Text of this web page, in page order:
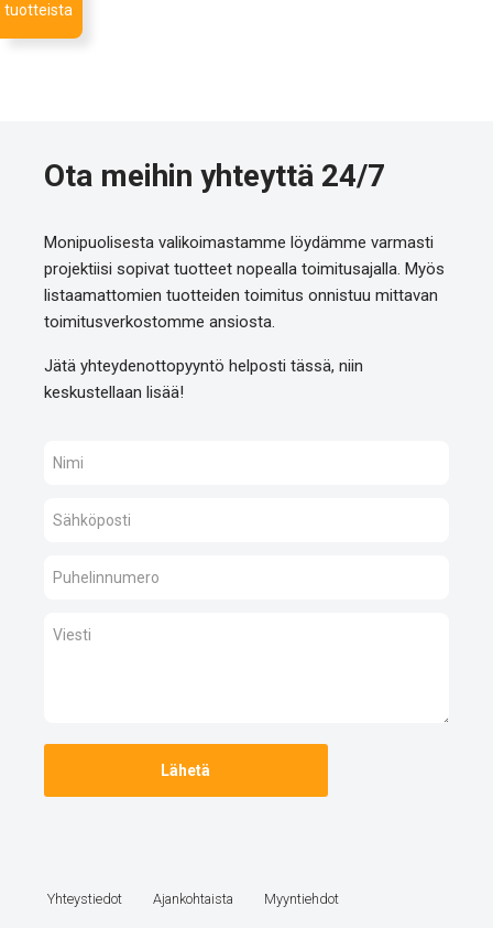
Ota meihin yhteyttä 24/7
Monipuolisesta valikoimastamme löydämme varmasti
projektiisi sopivat tuotteet nopealla toimitusajalla. Myös
listaamattomien tuotteiden toimitus onnistuu mittavan
toimitusverkostomme ansiosta.
Jätä yhteydenottopyyntö helposti tässä, niin
keskustellaan lisää!
tuotteista
Yhteystiedot Ajankohtaista Myyntiehdot